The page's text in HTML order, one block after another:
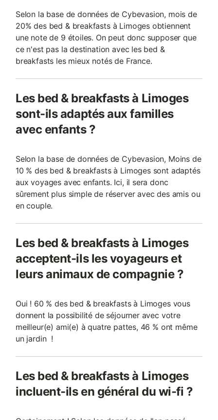
Selon la base de données de Cybevasion, mois de
20% des bed & breakfasts à Limoges obtiennent
une note de 9 étoiles. On peut donc supposer que
ce n'est pas la destination avec les bed &
breakfasts les mieux notés de France.
Les bed & breakfasts à Limoges
sont-ils adaptés aux familles
avec enfants ?
Selon la base de données de Cybevasion, Moins de
10 % des bed & breakfasts à Limoges sont adaptés
aux voyages avec enfants. Ici, il sera donc
sûrement plus simple de réserver avec des amis ou
en couple.
Les bed & breakfasts à Limoges
acceptent-ils les voyageurs et
leurs animaux de compagnie ?
Oui ! 60 % des bed & breakfasts à Limoges vous
donnent la possibilité de séjourner avec votre
meilleur(e) ami(e) à quatre pattes, 46 % ont même
un jardin !
Les bed & breakfasts à Limoges
incluent-ils en général du wi-fi ?